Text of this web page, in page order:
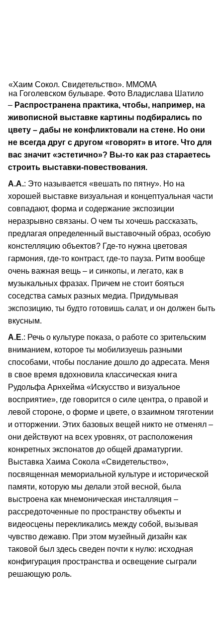
«Хаим Сокол. Свидетельство». MMOMA
на Гоголевском бульваре. Фото Владислава Шатило
– Распространена практика, чтобы, например, на
живописной выставке картины подбирались по
цвету – дабы не конфликтовали на стене. Но они
не всегда друг с другом «говорят» в итоге. Что для
вас значит «эстетично»? Вы-то как раз стараетесь
строить выставки-повествования.
А.А.: Это называется «вешать по пятну». Но на
хорошей выставке визуальная и концептуальная части
совпадают, форма и содержание экспозиции
неразрывно связаны. О чем ты хочешь рассказать,
предлагая определенный выставочный образ, особую
констелляцию объектов? Где-то нужна цветовая
гармония, где-то контраст, где-то пауза. Ритм вообще
очень важная вещь – и синкопы, и легато, как в
музыкальных фразах. Причем не стоит бояться
соседства самых разных медиа. Придумывая
экспозицию, ты будто готовишь салат, и он должен быть
вкусным.
А.Е.: Речь о культуре показа, о работе со зрительским
вниманием, которое ты мобилизуешь разными
способами, чтобы послание дошло до адресата. Меня
в свое время вдохновила классическая книга
Рудольфа Арнхейма «Искусство и визуальное
восприятие», где говорится о силе центра, о правой и
левой стороне, о форме и цвете, о взаимном тяготении
и отторжении. Этих базовых вещей никто не отменял –
они действуют на всех уровнях, от расположения
конкретных экспонатов до общей драматургии.
Выставка Хаима Сокола «Свидетельство»,
посвященная мемориальной культуре и исторической
памяти, которую мы делали этой весной, была
выстроена как мнемоническая инсталляция –
рассредоточенные по пространству объекты и
видеосцены перекликались между собой, вызывая
чувство дежавю. При этом музейный дизайн как
таковой был здесь сведен почти к нулю: исходная
конфигурация пространства и освещение сыграли
решающую роль.